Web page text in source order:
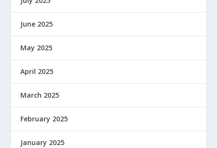
June 2025
May 2025
April 2025
March 2025
February 2025
January 2025